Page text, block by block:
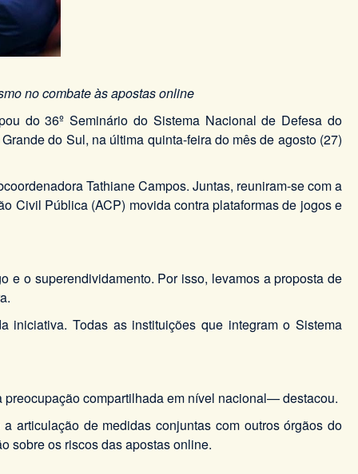
no combate às apostas online
do 36º Seminário do Sistema Nacional de Defesa do
do Sul, na última quinta-feira do mês de agosto (27)
Tathiane Campos. Juntas, reuniram-se com a
Civil Pública (ACP) movida contra plataformas de jogos e
e o superendividamento. Por isso, levamos a proposta de
iniciativa. Todas as instituições que integram o Sistema
compartilhada em nível nacional— destacou.
articulação de medidas conjuntas com outros órgãos do
sobre os riscos das apostas online.